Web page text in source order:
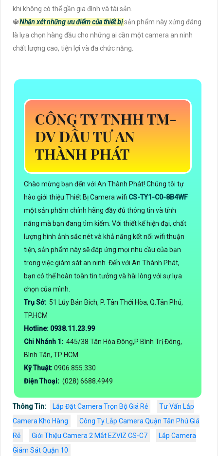
khi không có thể gần gia đình và tài sản.
🔱Nhận xét những ưu điểm của thiết bịsản phẩm này xứng đáng
là lựa chọn hàng đầu cho những ai cần một camera an ninh
chất lượng cao, tiện lợi và đa chức năng.
CÔNG TY TNHH TM-
DV ĐẦU TƯ AN
THÀNH PHÁT
Chào mừng bạn đến với An Thành Phát! Chúng tôi tự
hào giới thiệu Thiết Bị Camera wifi CS-TY1-C0-8B4WF
một sản phẩm chính hãng đầy đủ thông tin và tính
năng mà bạn đang tìm kiếm. Với thiết kế hiện đại, chất
lượng hình ảnh sắc nét và khả năng kết nối wifi thuận
tiện, sản phẩm này sẽ đáp ứng mọi nhu cầu của bạn
trong việc giám sát an ninh. Đến với An Thành Phát,
bạn có thể hoàn toàn tin tưởng và hài lòng với sự lựa
chọn của mình.
Trụ Sở: 51 Lũy Bán Bích, P. Tân Thới Hòa, Q.Tân Phú,
TP.HCM
Hotline: 0938.11.23.99
Chi Nhánh 1: 445/38 Tân Hòa Đông,P Bình Trị Đông,
Bình Tân, TP HCM
Kỹ Thuật:0906.855.330
Điện Thoại: (028) 6688.4949
Thông Tin: Lắp Đặt Camera Trọn Bộ Giá Rẻ
Tư Vấn Lắp
Camera Kho Hàng
Công Ty Lắp Camera Quận Tân Phú Giá
Rẻ
Giới Thiệu Camera 2 Mắt EZVIZ CS-C7
Lắp Camera
Giám Sát Quận 10